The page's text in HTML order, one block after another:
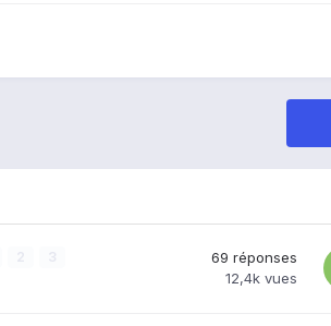
69 réponses
12,4k vues